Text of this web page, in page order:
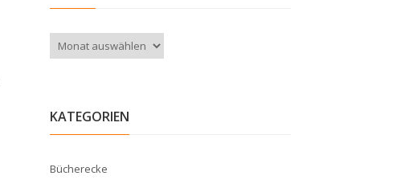
Archiv
KATEGORIEN
Bücherecke